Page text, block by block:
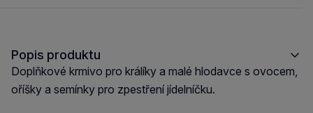
Popis produktu
Doplňkové krmivo pro králíky a malé hlodavce s ovocem,
oříšky a semínky pro zpestření jídelníčku.